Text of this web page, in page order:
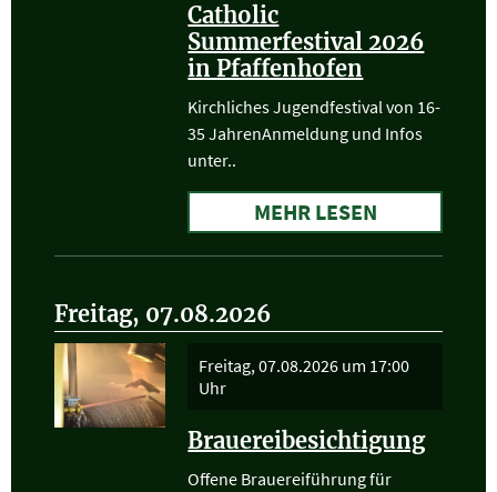
Catholic
Summerfestival 2026
in Pfaffenhofen
Kirchliches Jugendfestival von 16-
35 JahrenAnmeldung und Infos
unter..
MEHR LESEN
Freitag, 07.08.2026
Freitag, 07.08.2026 um 17:00
Uhr
Brauereibesichtigung
Offene Brauereiführung für